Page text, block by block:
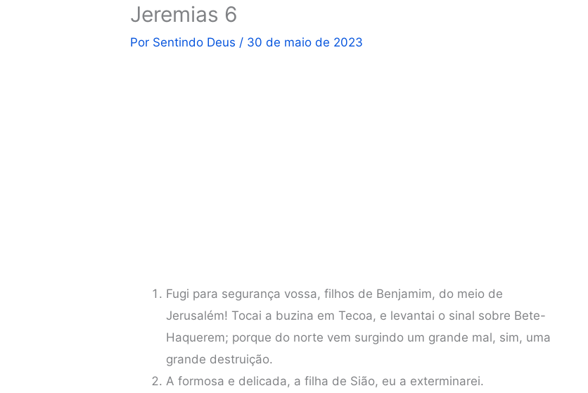
Jeremias 6
Por Sentindo Deus / 30 de maio de 2023
Fugi para segurança vossa, filhos de Benjamim, do meio de
Jerusalém! Tocai a buzina em Tecoa, e levantai o sinal sobre Bete-
Haquerem; porque do norte vem surgindo um grande mal, sim, uma
grande destruição.
A formosa e delicada, a filha de Sião, eu a exterminarei.